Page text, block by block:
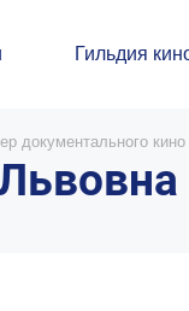
Гильдия
документального кино